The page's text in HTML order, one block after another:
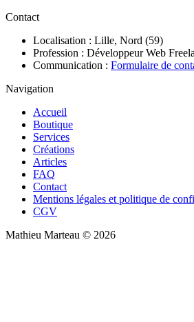
Contact
Localisation : Lille, Nord (59)
Profession : Développeur Web
Communication : Formulaire de
Navigation
Accueil
Boutique
Services
Créations
Articles
FAQ
Contact
Mentions légales et politique de
CGV
Mathieu Marteau © 2026